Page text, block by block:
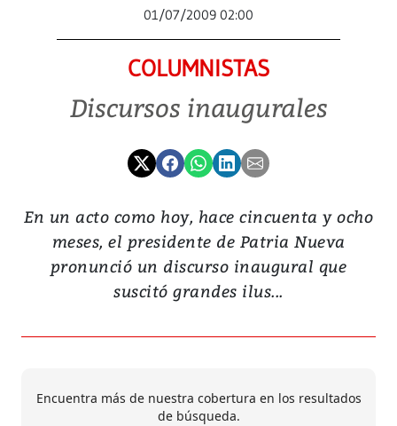
01/07/2009 02:00
COLUMNISTAS
Discursos inaugurales
En un acto como hoy, hace cincuenta y ocho
meses, el presidente de Patria Nueva
pronunció un discurso inaugural que
suscitó grandes ilus...
Encuentra más de nuestra cobertura en los resultados
de búsqueda.